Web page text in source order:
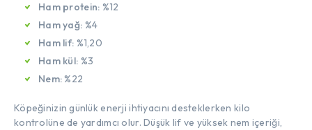
Ham protein: %12
Ham yağ: %4
Ham lif: %1,20
Ham kül: %3
Nem: %22
Köpeğinizin günlük enerji ihtiyacını desteklerken kilo
kontrolüne de yardımcı olur. Düşük lif ve yüksek nem içeriği,